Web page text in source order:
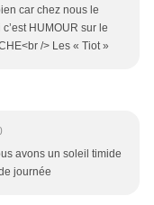
car chez nous le
HUMOUR sur le
/> Les « Tiot »
avons un soleil timide
journée